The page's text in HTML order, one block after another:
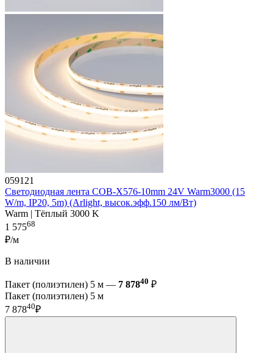
059121
Светодиодная лента COB-X576-10mm 24V Warm3000 (15
W/m, IP20, 5m) (Arlight, высок.эфф.150 лм/Вт)
Warm | Тёплый 3000 K
1 57568
₽/м
В наличии
Пакет (полиэтилен) 5 м — 7 87840 ₽
Пакет (полиэтилен) 5 м
7 87840₽